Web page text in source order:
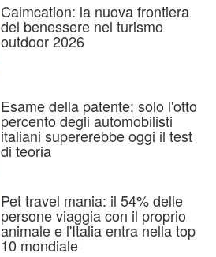
Calmcation: la nuova frontiera
del benessere nel turismo
outdoor 2026
Esame della patente: solo l'otto
percento degli automobilisti
italiani supererebbe oggi il test
di teoria
Pet travel mania: il 54% delle
persone viaggia con il proprio
animale e l'Italia entra nella top
10 mondiale